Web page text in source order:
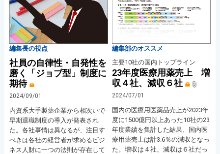
編集長の視点
社員の自律性・自発性を
磨く「ジョブ型」制度に
期待
2024/09/01
内資系大手製薬企業から相次いで
早期退職制度の導入が発表され
た。各社事情は異なるが、注目す
べきは各社の経営者が求めるビジ
ネス人財に一つの法則が存在して
編集部のオススメ
主要10社の国内トップライン
23年度医療用薬売上 増
収４社、減収６社
2024/07/01
国内の医療用医薬品売上が2023年
度に1500億円以上あった10社の23
年度業績を集計した結果、国内医
療用薬売上は計3.6％の減収となっ
た。増収は４社、減収は６社だっ